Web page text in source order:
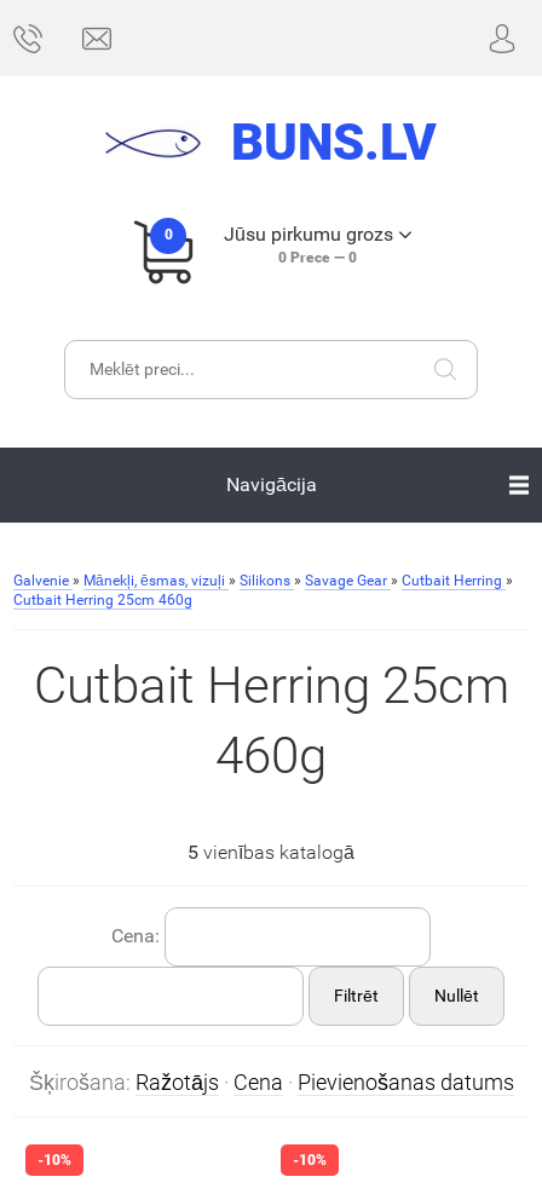
BUNS.LV
0 Jūsu pirkumu grozs
0Prece — 0
Navigācija
Galvenie » Mānekļi, ēsmas, vizuļi » Silikons » Savage Gear » Cutbait Herring »
Cutbait Herring 25cm 460g
Cutbait Herring 25cm
460g
5 vienības katalogā
Cena:
Filtrēt Nullēt
Šķirošana: Ražotājs · Cena · Pievienošanas datums